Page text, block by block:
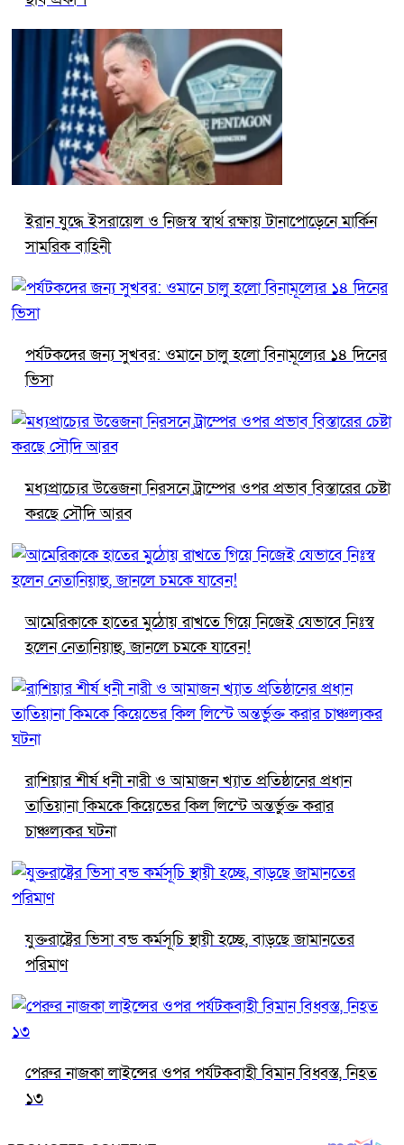
ইরান যুদ্ধে ইসরায়েল ও নিজস্ব স্বার্থ রক্ষায় টানাপোড়েনে মার্কিন
সামরিক বাহিনী
পর্যটকদের জন্য সুখবর: ওমানে চালু হলো বিনামূল্যের ১৪ দিনের
ভিসা
মধ্যপ্রাচ্যের উত্তেজনা নিরসনে ট্রাম্পের ওপর প্রভাব বিস্তারের চেষ্টা
করছে সৌদি আরব
আমেরিকাকে হাতের মুঠোয় রাখতে গিয়ে নিজেই যেভাবে নিঃস্ব
হলেন নেতানিয়াহু, জানলে চমকে যাবেন!
রাশিয়ার শীর্ষ ধনী নারী ও আমাজন খ্যাত প্রতিষ্ঠানের প্রধান
তাতিয়ানা কিমকে কিয়েভের কিল লিস্টে অন্তর্ভুক্ত করার
চাঞ্চল্যকর ঘটনা
যুক্তরাষ্ট্রের ভিসা বন্ড কর্মসূচি স্থায়ী হচ্ছে, বাড়ছে জামানতের
পরিমাণ
পেরুর নাজকা লাইন্সের ওপর পর্যটকবাহী বিমান বিধ্বস্ত, নিহত
১৩